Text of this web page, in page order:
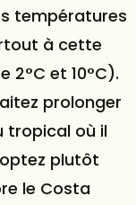
températures
à cette
2°C et 10°C).
prolonger
tropical où il
plutôt
le Costa